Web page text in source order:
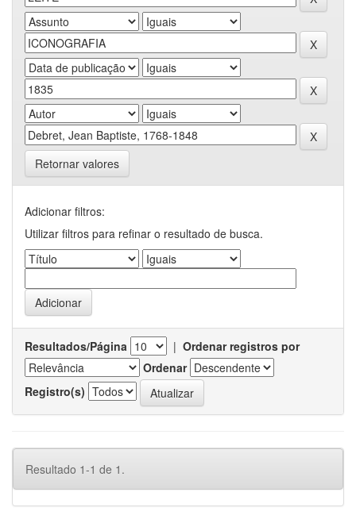
Retornar valores
Adicionar filtros:
Utilizar filtros para refinar o resultado de busca.
Resultados/Página | Ordenar registros por
Ordenar
Registro(s)
Resultado 1-1 de 1.